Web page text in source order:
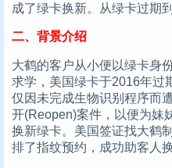
成了绿卡换新。从绿卡过期
二、背景介绍
大鹤的客户从小便以绿卡身
求学，美国绿卡于2016年过
仅因未完成生物识别程序而
开(Reopen)案件，以便为妹
换新绿卡。美国签证找大鹤
排了指纹预约，成功助客人